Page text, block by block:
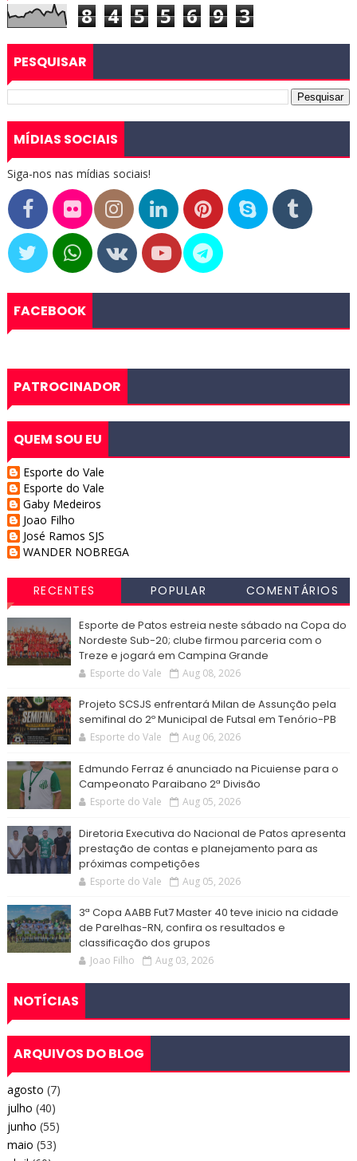
8 4 5 5 6 9 3
PESQUISAR
MÍDIAS SOCIAIS
Siga-nos nas mídias sociais!
FACEBOOK
PATROCINADOR
QUEM SOU EU
Esporte do Vale
Esporte do Vale
Gaby Medeiros
Joao Filho
José Ramos SJS
WANDER NOBREGA
RECENTES POPULAR COMENTÁRIOS
Esporte de Patos estreia neste sábado na Copa do
Nordeste Sub-20; clube firmou parceria com o
Treze e jogará em Campina Grande
Esporte do Vale Aug 08, 2026
Projeto SCSJS enfrentará Milan de Assunção pela
semifinal do 2º Municipal de Futsal em Tenório-PB
Esporte do Vale Aug 06, 2026
Edmundo Ferraz é anunciado na Picuiense para o
Campeonato Paraibano 2ª Divisão
Esporte do Vale Aug 05, 2026
Diretoria Executiva do Nacional de Patos apresenta
prestação de contas e planejamento para as
próximas competições
Esporte do Vale Aug 05, 2026
3ª Copa AABB Fut7 Master 40 teve inicio na cidade
de Parelhas-RN, confira os resultados e
classificação dos grupos
Joao Filho Aug 03, 2026
NOTÍCIAS
ARQUIVOS DO BLOG
agosto (7)
julho (40)
junho (55)
maio (53)